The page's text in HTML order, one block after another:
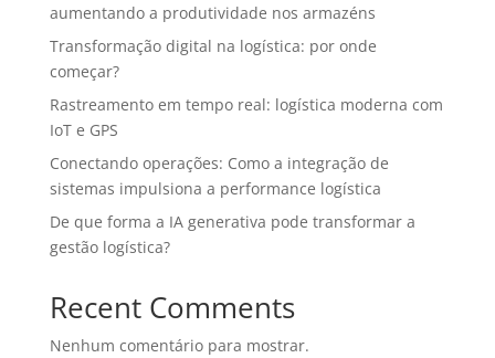
aumentando a produtividade nos armazéns
Transformação digital na logística: por onde
começar?
Rastreamento em tempo real: logística moderna com
IoT e GPS
Conectando operações: Como a integração de
sistemas impulsiona a performance logística
De que forma a IA generativa pode transformar a
gestão logística?
Recent Comments
Nenhum comentário para mostrar.